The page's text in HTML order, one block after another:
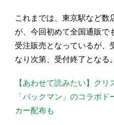
これまでは、東京駅など数
が、今回初めて全国通販で
受注販売となっているが、
なり次第、受付終了となる。
【あわせて読みたい】ク
「パックマン」のコラボ
カー配布も